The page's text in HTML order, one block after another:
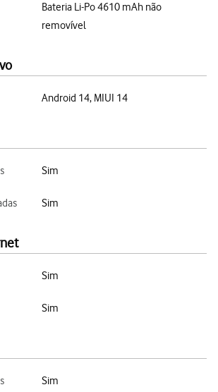
Bateria Li-Po 4610 mAh não
removível
Android 14, MIUI 14
Sim
Sim
Sim
Sim
Sim